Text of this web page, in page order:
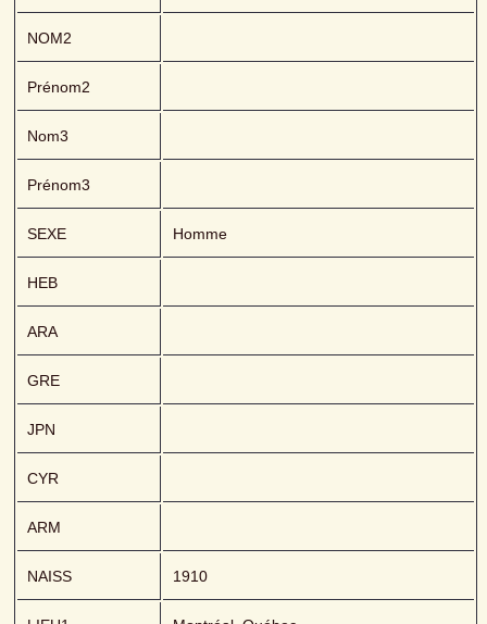
NOM2
Prénom2
Nom3
Prénom3
SEXE Homme
HEB
ARA
GRE
JPN
CYR
ARM
NAISS 1910